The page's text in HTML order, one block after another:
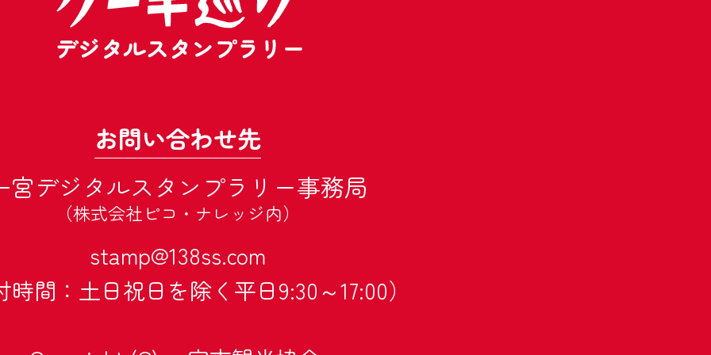
お問い合わせ先
宮デジタルスタンプラリー事務局
（株式会社ピコ・ナレッジ内）
stamp@138ss.com
時間：土日祝日を除く平日9:30～17:00）